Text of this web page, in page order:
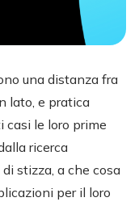
una distanza fra
lato, e pratica
casi le loro prime
ricerca
stizza, a che cosa
per il loro